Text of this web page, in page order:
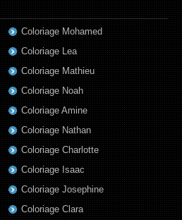
Coloriage Mohamed
Coloriage Lea
Coloriage Mathieu
Coloriage Noah
Coloriage Amine
Coloriage Nathan
Coloriage Charlotte
Coloriage Isaac
Coloriage Josephine
Coloriage Clara